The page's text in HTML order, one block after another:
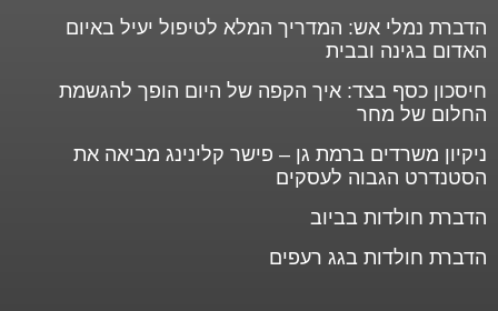
הדברת נמלי אש: המדריך המלא לטיפול יעיל באיום
האדום בגינה ובבית
חיסכון כסף בצד: איך הקפה של היום הופך להגשמת
החלום של מחר
ניקיון משרדים ברמת גן – פישר קלינינג מביאה את
הסטנדרט הגבוה לעסקים
הדברת חולדות בביוב
הדברת חולדות בגג רעפים